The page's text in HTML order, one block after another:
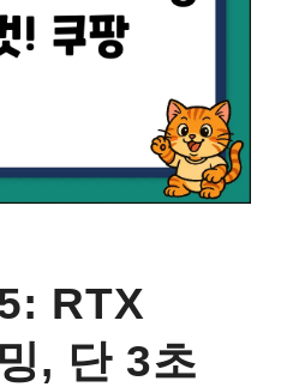
RTX
, 단 3초